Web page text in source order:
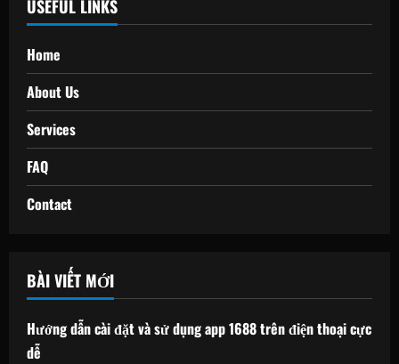
USEFUL LINKS
Home
About Us
Services
FAQ
Contact
BÀI VIẾT MỚI
Hướng dẫn cài đặt và sử dụng app 1688 trên điện thoại cực
dễ